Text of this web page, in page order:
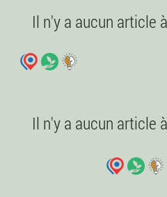
Il n'y a aucun article
Il n'y a aucun article